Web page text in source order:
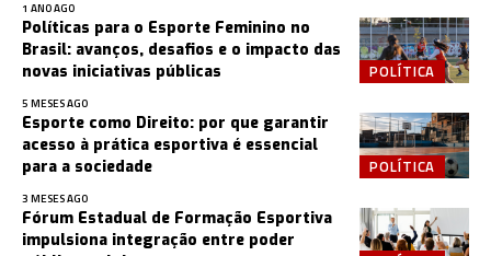
1 ANO AGO
POLÍTICA
Políticas para o Esporte Feminino no
Brasil: avanços, desafios e o impacto das
novas iniciativas públicas
5 MESES AGO
POLÍTICA
Esporte como Direito: por que garantir
acesso à prática esportiva é essencial
para a sociedade
3 MESES AGO
Fórum Estadual de Formação Esportiva
impulsiona integração entre poder